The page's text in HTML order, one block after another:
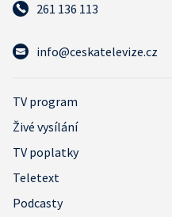
261 136 113
info@ceskatelevize.cz
TV program
Živé vysílání
TV poplatky
Teletext
Podcasty